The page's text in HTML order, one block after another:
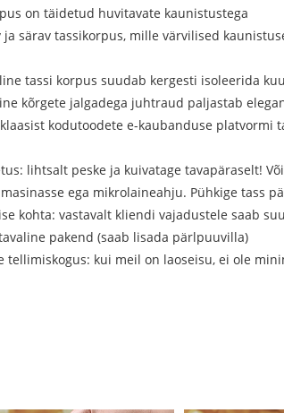
on täidetud huvitavate kaunistustega
ja särav tassikorpus, mille värvilised
tassi korpus suudab kergesti isoleerida
kõrgete jalgadega juhtraud paljastab
klaasist kodutoodete e-kaubanduse platvormi
lihtsalt peske ja kuivatage tavapäraselt!
ega mikrolaineahju. Pühkige tass
kohta: vastavalt kliendi vajadustele saab
pakend (saab lisada pärlpuuvilla)
tellimiskogus: kui meil on laoseisu, ei ole